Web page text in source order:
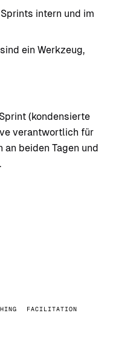
intern und im
ein Werkzeug,
(kondensierte
verantwortlich für
an beiden Tagen und
FACILITATION